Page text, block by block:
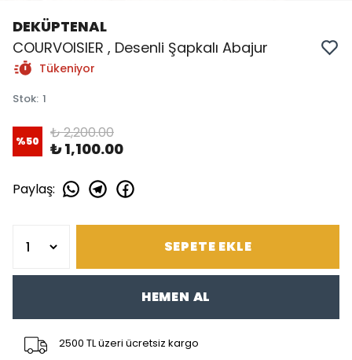
DEKÜPTENAL
COURVOISIER , Desenli Şapkalı Abajur
Tükeniyor
Stok: 1
%50 ₺ 2,200.00
₺ 1,100.00
Paylaş:
SEPETE EKLE
HEMEN AL
2500 TL üzeri ücretsiz kargo